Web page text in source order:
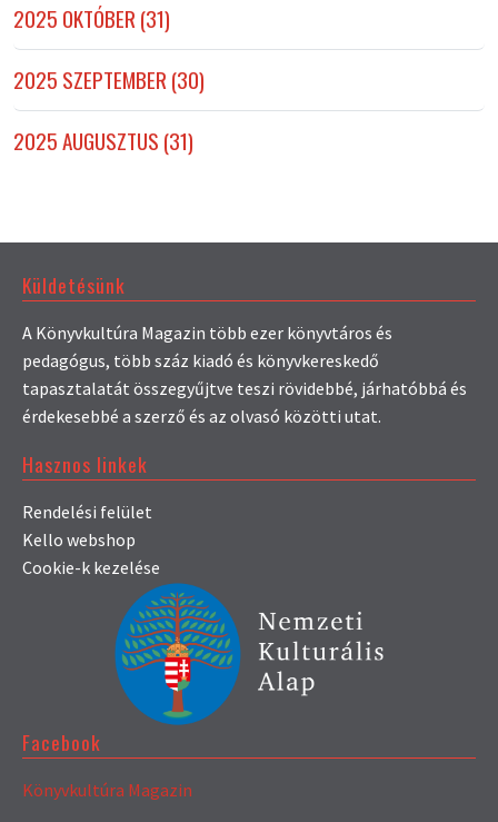
2025 OKTÓBER (31)
2025 SZEPTEMBER (30)
2025 AUGUSZTUS (31)
Küldetésünk
A Könyvkultúra Magazin több ezer könyvtáros és
pedagógus, több száz kiadó és könyvkereskedő
tapasztalatát összegyűjtve teszi rövidebbé, járhatóbbá és
érdekesebbé a szerző és az olvasó közötti utat.
Hasznos linkek
Rendelési felület
Kello webshop
Cookie-k kezelése
Facebook
Könyvkultúra Magazin